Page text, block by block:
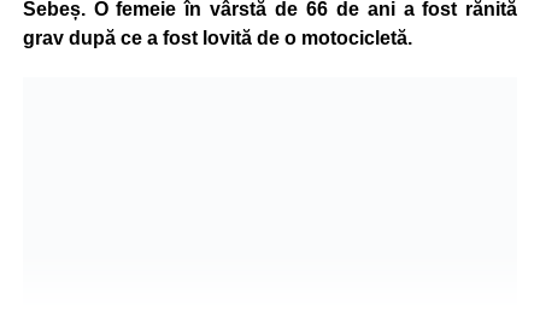
Sebeș. O femeie în vârstă de 66 de ani a fost rănită
grav după ce a fost lovită de o motocicletă.